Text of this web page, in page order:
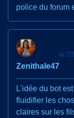
police du forum
Zenithale47
le
L'idée du bot
fluidifier les
claires sur les